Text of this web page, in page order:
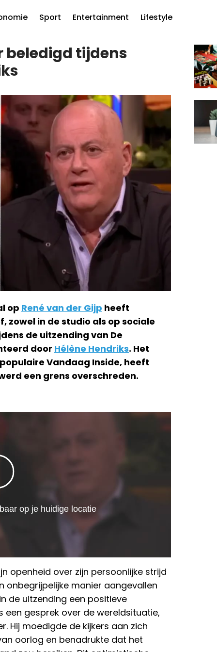
Sport Entertainment Lifestyle
beledigd tijdens
op René van der Gijp heeft
in de studio als op sociale
de uitzending van De
door Hélène Hendriks. Het
Vandaag Inside, heeft
een grens overschreden.
openheid over zijn persoonlijke strijd
onbegrijpelijke manier aangevallen
de uitzending een positieve
gesprek over de wereldsituatie,
Hij moedigde de kijkers aan zich
oorlog en benadrukte dat het